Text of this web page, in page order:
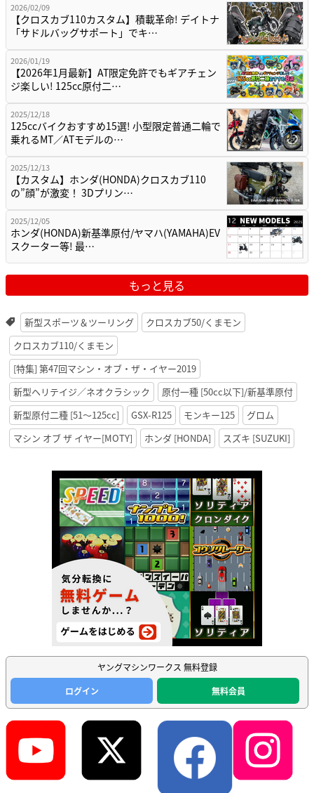
2026/02/09
【クロスカブ110カスタム】積載革命! デイトナ
「サドルバッグサポート」でキ…
2026/01/19
【2026年1月最新】AT限定免許でもギアチェン
ジ楽しい! 125cc原付二…
2025/12/18
125ccバイクおすすめ15選! 小型限定普通二輪で
乗れるMT／ATモデルの…
2025/12/13
【カスタム】ホンダ(HONDA)クロスカブ110
の”顔”が激変！ 3Dプリン…
2025/12/05
ホンダ(HONDA)新基準原付/ヤマハ(YAMAHA)EV
スクーター等! 最…
もっと見る
新型スポーツ＆ツーリング
クロスカブ50/くまモン
クロスカブ110/くまモン
[特集] 第47回マシン・オブ・ザ・イヤー2019
新型ヘリテイジ／ネオクラシック
原付一種 [50cc以下]/新基準原付
新型原付二種 [51〜125cc]
GSX-R125 モンキー125
グロム
マシン オブ ザ イヤー[MOTY]
ホンダ [HONDA] スズキ [SUZUKI]
ヤングマシンワークス 無料登録
ログイン
無料会員